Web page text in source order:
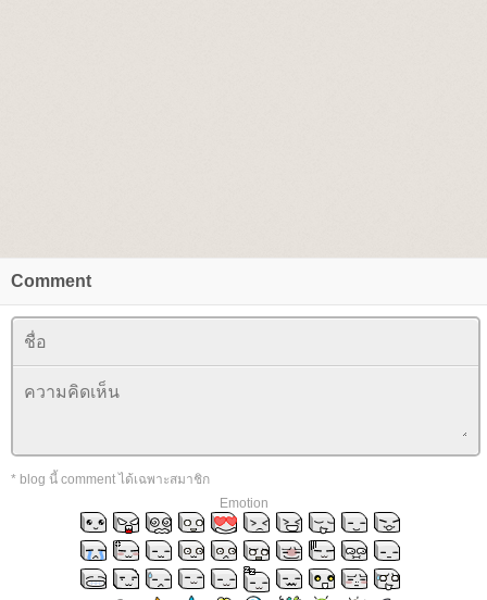
Comment
* blog นี้ comment ได้เฉพาะสมาชิก
Emotion